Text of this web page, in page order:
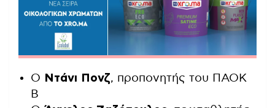
Ο Ντάνι Πονζ, προπονητής του ΠΑΟΚ
Β